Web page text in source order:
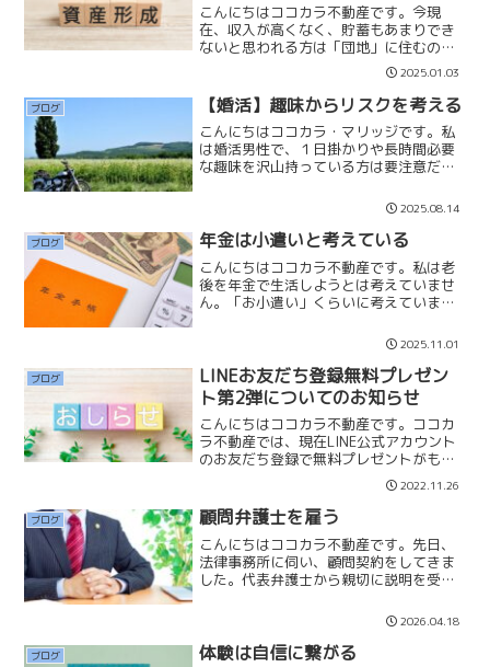
こんにちはココカラ不動産です。今現
在、収入が高くなく、貯蓄もあまりでき
ないと思われる方は「団地」に住むのは
いかがでしょうか。300万円〜400万円で
団地を購入して、家賃を払っていると思
って、毎月10万円づつ貯蓄して、その他
に数万円の貯蓄もし...
2025.01.03
ブログ 【婚活】趣味からリスクを考える
こんにちはココカラ・マリッジです。私
は婚活男性で、１日掛かりや長時間必要
な趣味を沢山持っている方は要注意だと
ルフ、草野球やフットサル、登山など、
数時間や隙間時間で出来ない趣味を持っ
ている方には「頻度」を...
2025.08.14
ブログ 年金は小遣いと考えている
こんにちはココカラ不動産です。私は老
後を年金で生活しようとは考えていませ
ん。「お小遣い」くらいに考えていま
年金では生活することは出来ないからで
す。また少子高齢化が進んでいけば、年
金額も下がっていくのでしょ...
2025.11.01
ブログ
LINEお友だち登録無料プレゼン
ト第2弾についてのお知らせ
こんにちはココカラ不動産です。ココカ
ラ不動産では、現在LINE公式アカウント
のお友だち登録で無料プレゼントがもら
える「マイホーム探しを成功に導く65の
チェックリスト」がお陰様で大好評で
す！沢山のお友だち登録ありがとうござ
います。またLINE...
2022.11.26
ブログ 顧問弁護士を雇う
こんにちはココカラ不動産です。先日、
法律事務所に伺い、顧問契約をしてきま
した。代表弁護士から親切に説明を受け
から会社を大きくしていくとトラブルも
多くなってきます。その時にすぐに相談
できるのはとても心強いで...
2026.04.18
ブログ 体験は自信に繋がる